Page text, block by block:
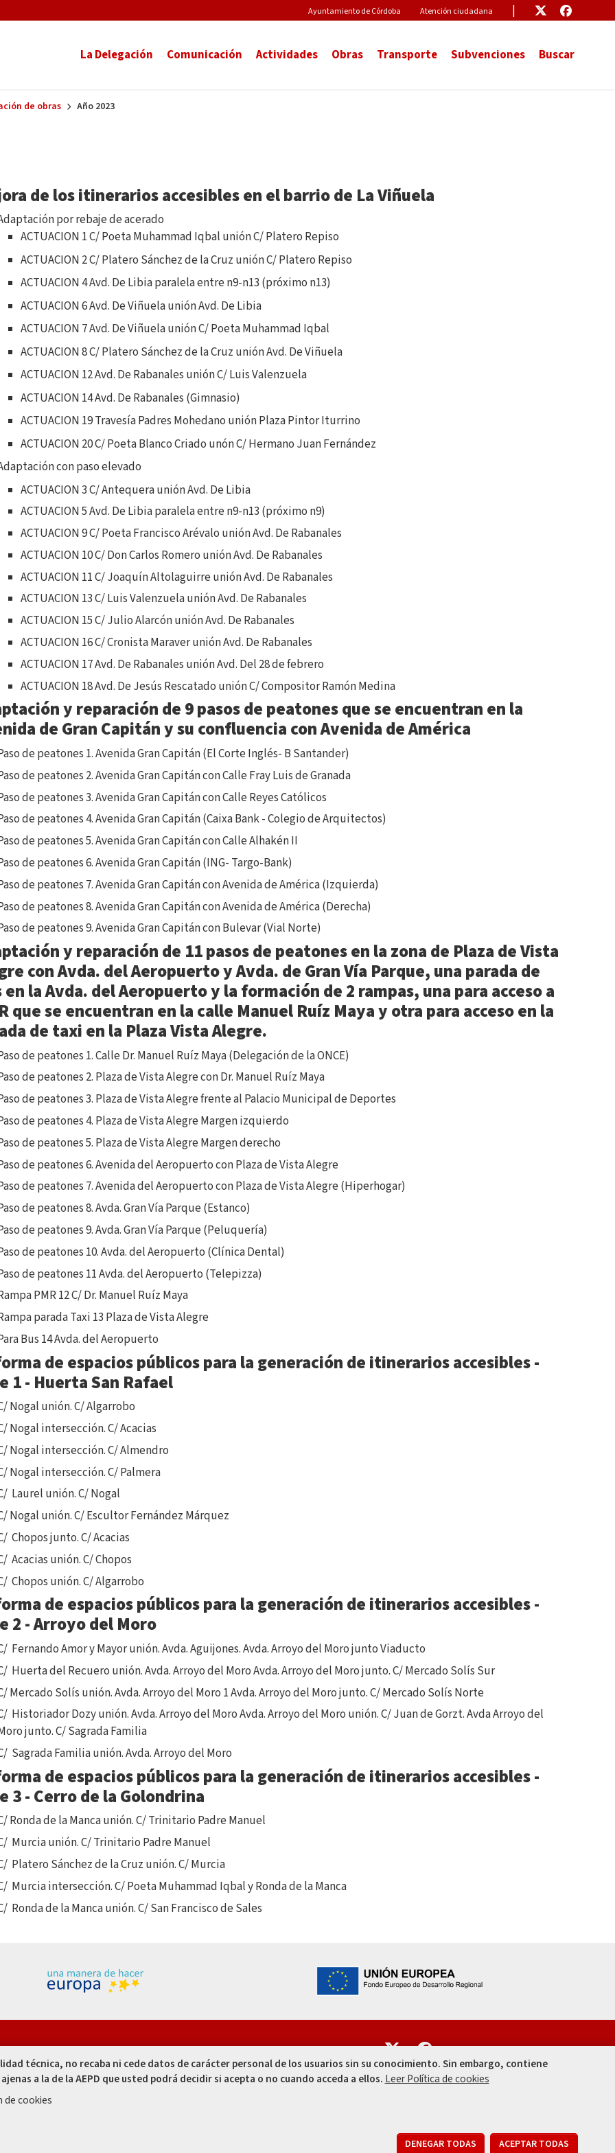
Pre-Header Microsite
Ayuntamiento de Córdoba Atención ciudadana EnlaceEnlace
La Delegación Comunicación Actividades Obras Transporte Subvenciones Buscar
de obras Año 2023
de los itinerarios accesibles en el barrio de La Viñuela
por rebaje de acerado
ACTUACION 1 C/ Poeta Muhammad Iqbal unión C/ Platero Repiso
ACTUACION 2 C/ Platero Sánchez de la Cruz unión C/ Platero Repiso
ACTUACION 4 Avd. De Libia paralela entre n9-n13 (próximo n13)
ACTUACION 6 Avd. De Viñuela unión Avd. De Libia
ACTUACION 7 Avd. De Viñuela unión C/ Poeta Muhammad Iqbal
ACTUACION 8 C/ Platero Sánchez de la Cruz unión Avd. De Viñuela
ACTUACION 12 Avd. De Rabanales unión C/ Luis Valenzuela
ACTUACION 14 Avd. De Rabanales (Gimnasio)
ACTUACION 19 Travesía Padres Mohedano unión Plaza Pintor Iturrino
ACTUACION 20 C/ Poeta Blanco Criado unón C/ Hermano Juan Fernández
con paso elevado
ACTUACION 3 C/ Antequera unión Avd. De Libia
ACTUACION 5 Avd. De Libia paralela entre n9-n13 (próximo n9)
ACTUACION 9 C/ Poeta Francisco Arévalo unión Avd. De Rabanales
ACTUACION 10 C/ Don Carlos Romero unión Avd. De Rabanales
ACTUACION 11 C/ Joaquín Altolaguirre unión Avd. De Rabanales
ACTUACION 13 C/ Luis Valenzuela unión Avd. De Rabanales
ACTUACION 15 C/ Julio Alarcón unión Avd. De Rabanales
ACTUACION 16 C/ Cronista Maraver unión Avd. De Rabanales
ACTUACION 17 Avd. De Rabanales unión Avd. Del 28 de febrero
ACTUACION 18 Avd. De Jesús Rescatado unión C/ Compositor Ramón Medina
y reparación de 9 pasos de peatones que se encuentran en la
de Gran Capitán y su confluencia con Avenida de América
de peatones 1. Avenida Gran Capitán (El Corte Inglés- B Santander)
de peatones 2. Avenida Gran Capitán con Calle Fray Luis de Granada
de peatones 3. Avenida Gran Capitán con Calle Reyes Católicos
de peatones 4. Avenida Gran Capitán (Caixa Bank - Colegio de Arquitectos)
de peatones 5. Avenida Gran Capitán con Calle Alhakén II
de peatones 6. Avenida Gran Capitán (ING- Targo-Bank)
de peatones 7. Avenida Gran Capitán con Avenida de América (Izquierda)
de peatones 8. Avenida Gran Capitán con Avenida de América (Derecha)
de peatones 9. Avenida Gran Capitán con Bulevar (Vial Norte)
y reparación de 11 pasos de peatones en la zona de Plaza de Vista
con Avda. del Aeropuerto y Avda. de Gran Vía Parque, una parada de
en la Avda. del Aeropuerto y la formación de 2 rampas, una para acceso a
que se encuentran en la calle Manuel Ruíz Maya y otra para acceso en la
de taxi en la Plaza Vista Alegre.
de peatones 1. Calle Dr. Manuel Ruíz Maya (Delegación de la ONCE)
de peatones 2. Plaza de Vista Alegre con Dr. Manuel Ruíz Maya
de peatones 3. Plaza de Vista Alegre frente al Palacio Municipal de Deportes
de peatones 4. Plaza de Vista Alegre Margen izquierdo
de peatones 5. Plaza de Vista Alegre Margen derecho
de peatones 6. Avenida del Aeropuerto con Plaza de Vista Alegre
de peatones 7. Avenida del Aeropuerto con Plaza de Vista Alegre (Hiperhogar)
de peatones 8. Avda. Gran Vía Parque (Estanco)
de peatones 9. Avda. Gran Vía Parque (Peluquería)
de peatones 10. Avda. del Aeropuerto (Clínica Dental)
de peatones 11 Avda. del Aeropuerto (Telepizza)
PMR 12 C/ Dr. Manuel Ruíz Maya
parada Taxi 13 Plaza de Vista Alegre
Bus 14 Avda. del Aeropuerto
de espacios públicos para la generación de itinerarios accesibles -
1 - Huerta San Rafael
Nogal unión. C/ Algarrobo
Nogal intersección. C/ Acacias
Nogal intersección. C/ Almendro
Nogal intersección. C/ Palmera
Laurel unión. C/ Nogal
Nogal unión. C/ Escultor Fernández Márquez
Chopos junto. C/ Acacias
Acacias unión. C/ Chopos
Chopos unión. C/ Algarrobo
de espacios públicos para la generación de itinerarios accesibles -
2 - Arroyo del Moro
Fernando Amor y Mayor unión. Avda. Aguijones. Avda. Arroyo del Moro junto Viaducto
Huerta del Recuero unión. Avda. Arroyo del Moro Avda. Arroyo del Moro junto. C/ Mercado Solís Sur
Mercado Solís unión. Avda. Arroyo del Moro 1 Avda. Arroyo del Moro junto. C/ Mercado Solís Norte
Historiador Dozy unión. Avda. Arroyo del Moro Avda. Arroyo del Moro unión. C/ Juan de Gorzt. Avda Arroyo del
junto. C/ Sagrada Familia
Sagrada Familia unión. Avda. Arroyo del Moro
de espacios públicos para la generación de itinerarios accesibles -
3 - Cerro de la Golondrina
Ronda de la Manca unión. C/ Trinitario Padre Manuel
Murcia unión. C/ Trinitario Padre Manuel
Platero Sánchez de la Cruz unión. C/ Murcia
Murcia intersección. C/ Poeta Muhammad Iqbal y Ronda de la Manca
Ronda de la Manca unión. C/ San Francisco de Sales
1. 14002
Españatécnica, no recaba ni cede datos de carácter personal de los usuarios sin su conocimiento. Sin embargo, contiene
a la de la AEPD que usted podrá decidir si acepta o no cuando acceda a ellos. Leer Política de cookies
de cookies
DENEGAR TODAS ACEPTAR TODAS